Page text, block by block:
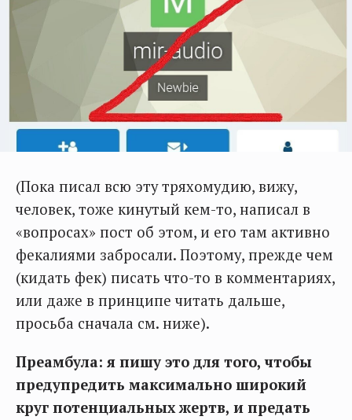
(Пока писал всю эту тряхомудию, вижу,
человек, тоже кинутый кем-то, написал в
«вопросах» пост об этом, и его там активно
фекалиями забросали. Поэтому, прежде чем
(кидать фек) писать что-то в комментариях,
или даже в принципе читать дальше,
просьба сначала см. ниже).
Преамбула: я пишу это для того, чтобы
предупредить максимально широкий
круг потенциальных жертв, и предать